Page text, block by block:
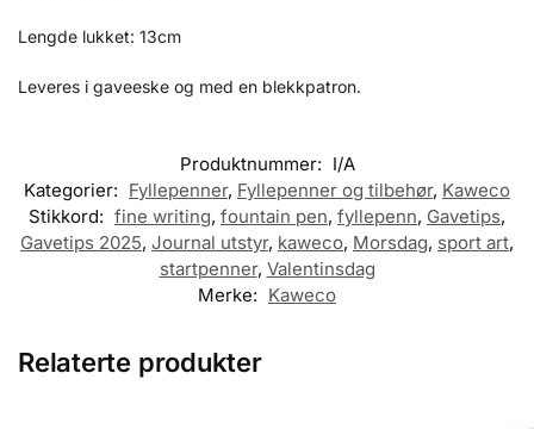
Lengde lukket: 13cm
Leveres i gaveeske og med en blekkpatron.
Produktnummer: I/A
Kategorier: Fyllepenner, Fyllepenner og tilbehør, Kaweco
Stikkord: fine writing, fountain pen, fyllepenn, Gavetips,
Gavetips 2025, Journal utstyr, kaweco, Morsdag, sport art,
startpenner, Valentinsdag
Merke: Kaweco
Relaterte produkter